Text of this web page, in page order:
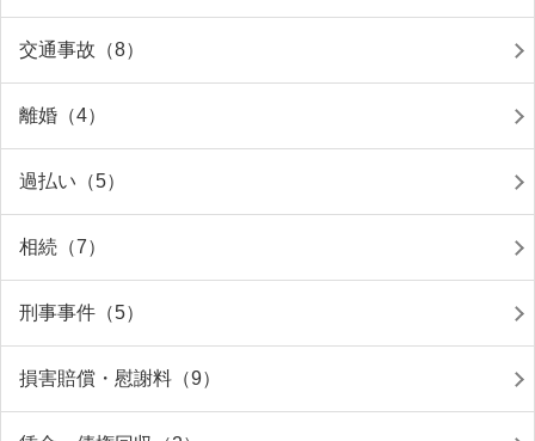
交通事故（8）
離婚（4）
過払い（5）
相続（7）
刑事事件（5）
損害賠償・慰謝料（9）